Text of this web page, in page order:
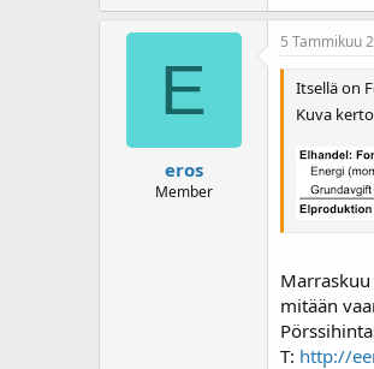
E
eros
Member
5 Tammikuu
Itsellä on
Kuva
mitään
T: http://